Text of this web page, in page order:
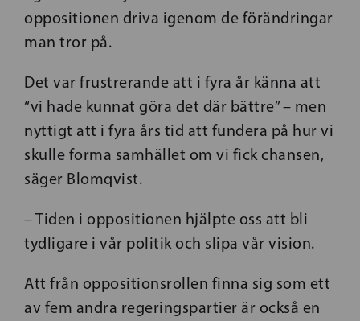
oppositionen driva igenom de förändringar
man tror på.
Det var frustrerande att i fyra år känna att
“vi hade kunnat göra det där bättre” – men
nyttigt att i fyra års tid att fundera på hur vi
skulle forma samhället om vi fick chansen,
säger Blomqvist.
– Tiden i oppositionen hjälpte oss att bli
tydligare i vår politik och slipa vår vision.
Att från oppositionsrollen finna sig som ett
av fem andra regeringspartier är också en